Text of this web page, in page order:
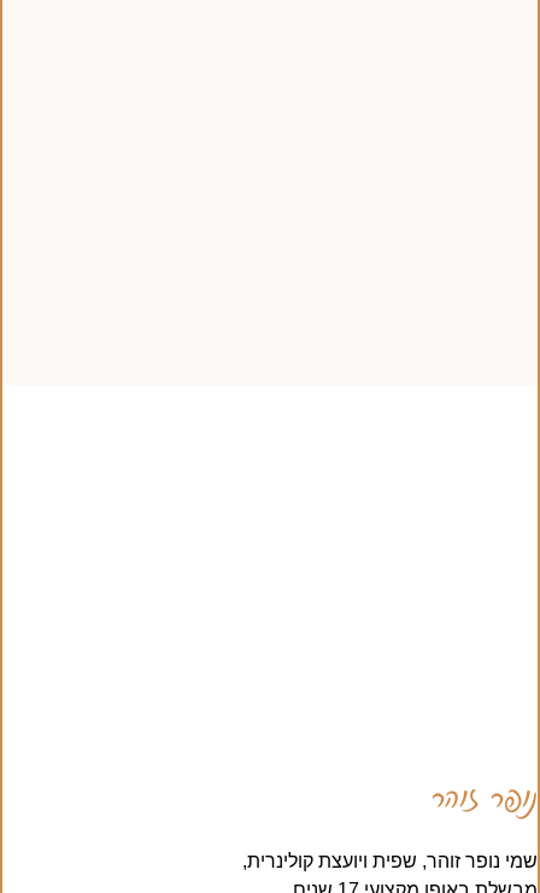
נופר זוהר
שמי נופר זוהר, שפית ויועצת קולינרית,